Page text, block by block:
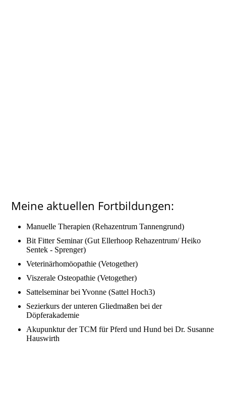
Meine aktuellen Fortbildungen:
Manuelle Therapien (Rehazentrum Tannengrund)
Bit Fitter Seminar (Gut Ellerhoop Rehazentrum/ Heiko
Sentek - Sprenger)
Veterinärhomöopathie (Vetogether)
Viszerale Osteopathie (Vetogether)
Sattelseminar bei Yvonne (Sattel Hoch3)
Sezierkurs der unteren Gliedmaßen bei der
Döpferakademie
Akupunktur der TCM für Pferd und Hund bei Dr. Susanne
Hauswirth